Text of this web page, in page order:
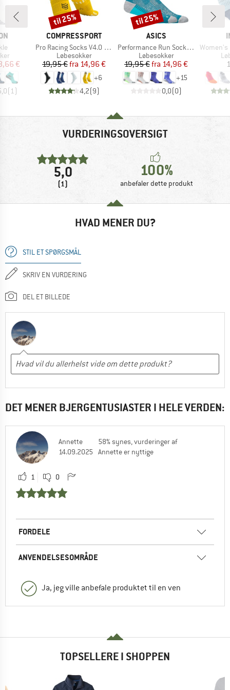
pris
€
(1)
MÆRKE
COMPRESSPORT
Artikel
Pro Racing Socks V4.0 Run High
Produktgruppe
Løbesokker
Pris
19,95 € Nedsat pris
fra 14,96 €
+6
4,2(9)
Rabat
til 25%
MÆRKE
ASICS
Artikel
Performance Run Sock Crew
Produktgruppe
Løbesokker
Pris
19,95 € Nedsat pris
fra 14,96 €
+15
0,0(0)
Rabat
til 25%
Artikel
Women's Run
VURDERINGSOVERSIGT
5,0
(1)
100%
anbefaler dette produkt
HVAD MENER DU?
STIL ET SPØRGSMÅL
SKRIV EN VURDERING
DEL ET BILLEDE
DET MENER BJERGENTUSIASTER I HELE VERDEN:
Annette
14.09.2025
58% synes, vurderinger af
Annette er nyttige
1 0
FORDELE
ANVENDELSESOMRÅDE
Ja, jeg ville anbefale produktet til en ven
TOPSELLERE I SHOPPEN